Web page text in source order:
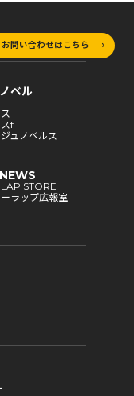
お問い合わせはこちら
ベル
f
ュノベルス
STORE
ラップ広報室